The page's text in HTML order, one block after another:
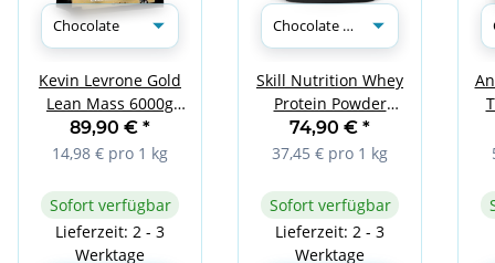
Kevin Levrone Gold
Lean Mass 6000g
Chocolate
89,90 € *
14,98 € pro 1 kg
Sofort verfügbar
Lieferzeit: 2 - 3
Werktage
Skill Nutrition Whey
Protein Powder
2000g Chocolate
Milkshake
74,90 € *
37,45 € pro 1 kg
Sofort verfügbar
Lieferzeit: 2 - 3
Werktage